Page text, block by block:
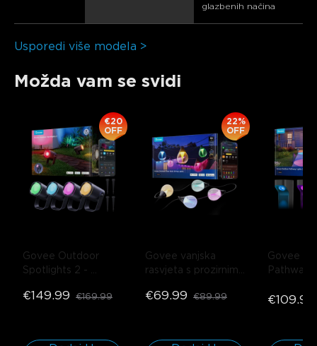
glazbenih načina
Usporedi više modela >
Možda vam se svidi
Govee Outdoor
Spotlights 2 -
€20
OFF
€149.99 €169.99
Govee vanjska
rasvjeta s prozirnim
15m
22%
OFF
€69.99 €89.99
Govee
Pathway
komada
€109.99